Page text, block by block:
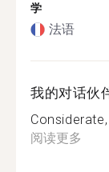
学
法语
我的对话伙
阅读更多